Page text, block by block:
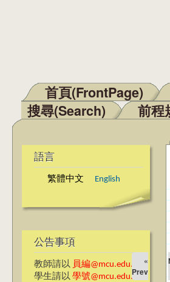
主選單
首頁(FrontPage)
搜尋(Search)
前程
語言
繁體中文 English
公告事項
教師請以 員編@mcu.edu.tw
學生請以 學號@mcu.edu.tw
«
Prev